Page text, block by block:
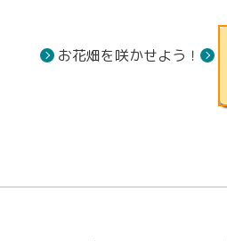
お花畑を咲かせよう！